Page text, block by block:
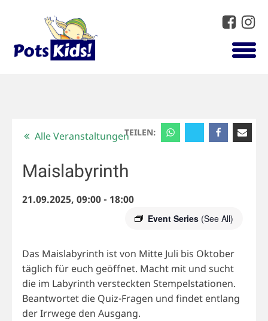
TEILEN:
Alle Veranstaltungen
Maislabyrinth
21.09.2025, 09:00- 18:00
Event Series (See All)
Das Maislabyrinth ist von Mitte Juli bis Oktober
täglich für euch geöffnet. Macht mit und sucht
die im Labyrinth versteckten Stempelstationen.
Beantwortet die Quiz-Fragen und findet entlang
der Irrwege den Ausgang.